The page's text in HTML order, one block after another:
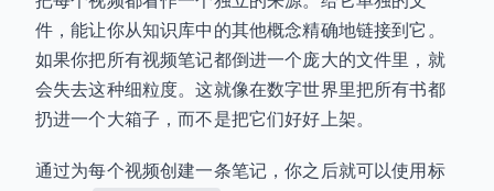
件，能让你从知识库中的其他概念精确地链接到它。
如果你把所有视频笔记都倒进一个庞大的文件里，就
会失去这种细粒度。这就像在数字世界里把所有书都
扔进一个大箱子，而不是把它们好好上架。
通过为每个视频创建一条笔记，你之后就可以使用标